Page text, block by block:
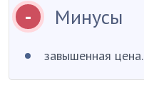
Минусы
завышенная цена.